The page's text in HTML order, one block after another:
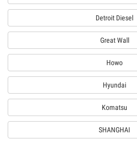
Detroit Diesel
Great Wall
Howo
Hyundai
Komatsu
SHANGHAI